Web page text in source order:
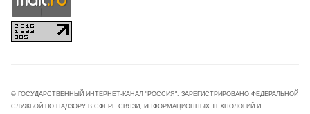
© ГОСУДАРСТВЕННЫЙ ИНТЕРНЕТ-КАНАЛ "РОССИЯ". ЗАРЕГИСТРИРОВАНО ФЕДЕРАЛЬНОЙ
СЛУЖБОЙ ПО НАДЗОРУ В СФЕРЕ СВЯЗИ, ИНФОРМАЦИОННЫХ ТЕХНОЛОГИЙ И